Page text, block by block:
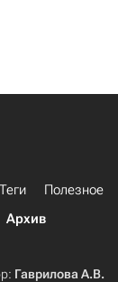
Теги
Полезное
Архив
Гаврилова А.В.